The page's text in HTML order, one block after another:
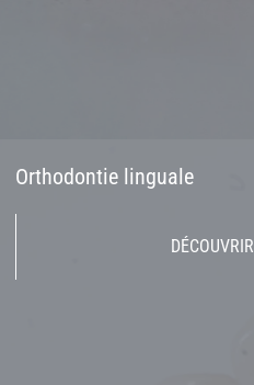
Orthodontie linguale
DÉCOUVRIR